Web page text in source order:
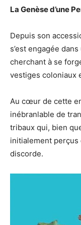
La Genèse d’une
Depuis son
s’est engagée
cherchant à se
vestiges coloniaux
Au cœur de cette
inébranlable de
tribaux qui, bien
initialement
discorde.